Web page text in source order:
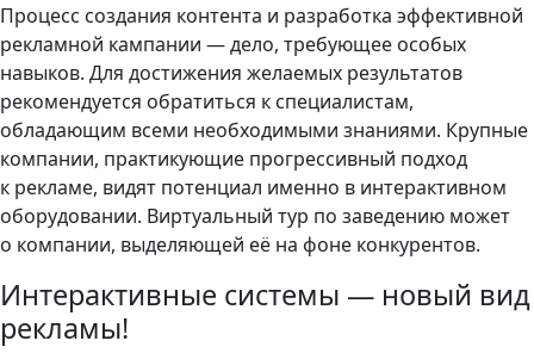
Процесс создания контента и разработка эффективной
рекламной кампании — дело, требующее особых
навыков. Для достижения желаемых результатов
рекомендуется обратиться к специалистам,
обладающим всеми необходимыми знаниями. Крупные
компании, практикующие прогрессивный подход
к рекламе, видят потенциал именно в интерактивном
оборудовании. Виртуальный тур по заведению может
о компании, выделяющей её на фоне конкурентов.
Интерактивные системы — новый вид
рекламы!